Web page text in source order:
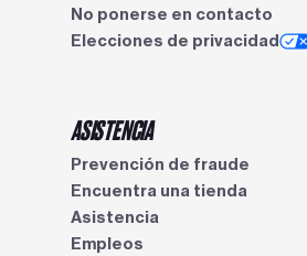
No ponerse en contacto
Elecciones de privacidad
ASISTENCIA
Prevención de fraude
Encuentra una tienda
Asistencia
Empleos